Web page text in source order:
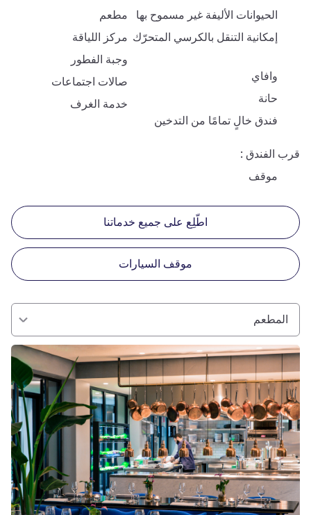
الحيوانات الأليفة غير مسموح بها
مطعم
إمكانية التنقل بالكرسي المتحرّك مركز اللياقة
وافاي
وجبة الفطور
حانة
صالات اجتماعات
فندق خالٍ تمامًا من التدخين
خدمة الغرف
قرب الفندق
موقف
اطّلِع على جميع خدماتنا
موقف السيارات
المطعم
راجع التفاصيل